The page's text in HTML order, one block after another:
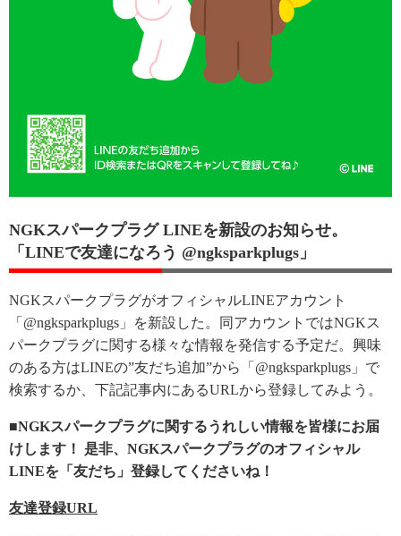
NGKスパークプラグ LINEを新設のお知らせ。
「LINEで友達になろう @ngksparkplugs」
NGKスパークプラグがオフィシャルLINEアカウント
「@ngksparkplugs」を新設した。同アカウントではNGKス
パークプラグに関する様々な情報を発信する予定だ。興味
のある方はLINEの”友だち追加”から「@ngksparkplugs」で
検索するか、下記記事内にあるURLから登録してみよう。
■NGKスパークプラグに関するうれしい情報を皆様にお届
けします！ 是非、NGKスパークプラグのオフィシャル
LINEを「友だち」登録してくださいね！
友達登録URL